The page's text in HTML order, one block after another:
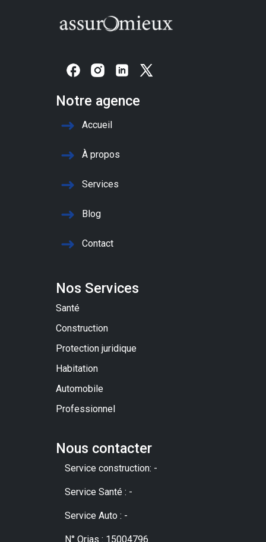
Notre agence
Accueil
À propos
Services
Blog
Contact
Nos Services
Santé
Construction
Protection juridique
Habitation
Automobile
Professionnel
Nous contacter
Service construction: -
Service Santé : -
Service Auto : -
N° Orias : 15004796